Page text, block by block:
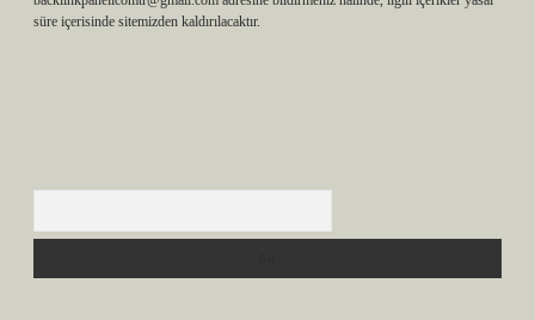
süre içerisinde sitemizden kaldırılacaktır.